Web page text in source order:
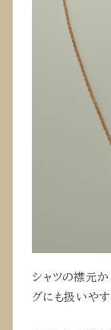
シャツの襟元か
グにも扱いやす